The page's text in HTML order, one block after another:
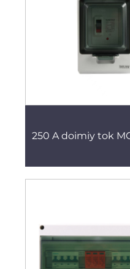
250 A doimiy tok